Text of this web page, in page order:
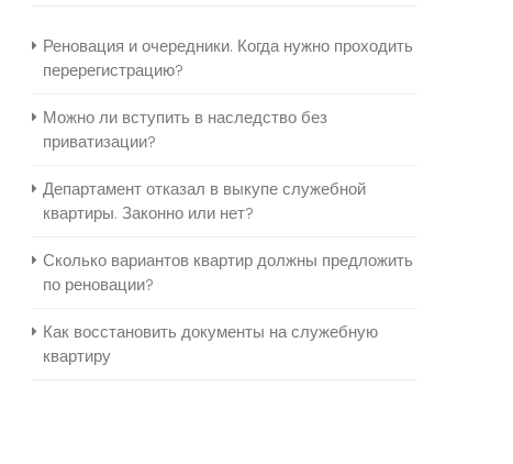
Реновация и очередники. Когда нужно проходить
перерегистрацию?
Можно ли вступить в наследство без
приватизации?
Департамент отказал в выкупе служебной
квартиры. Законно или нет?
Сколько вариантов квартир должны предложить
по реновации?
Как восстановить документы на служебную
квартиру